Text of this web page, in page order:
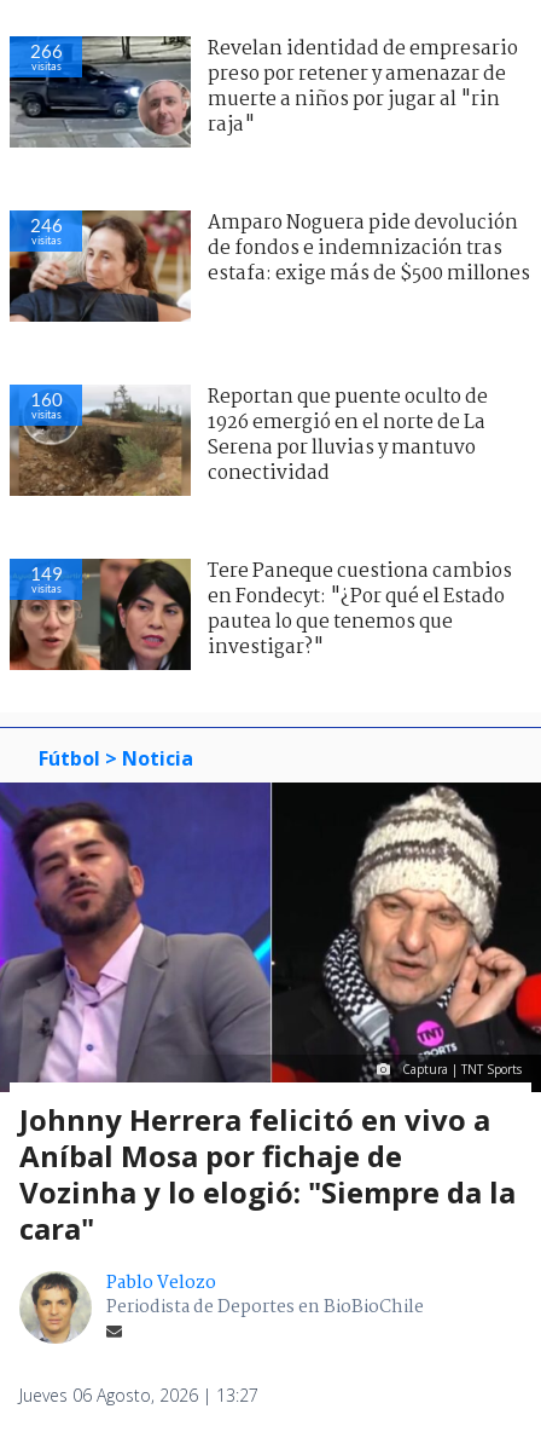
266
visitas
Revelan identidad de empresario
preso por retener y amenazar de
muerte a niños por jugar al "rin
raja"
246
visitas
Amparo Noguera pide devolución
de fondos e indemnización tras
estafa: exige más de $500 millones
160
visitas
Reportan que puente oculto de
1926 emergió en el norte de La
Serena por lluvias y mantuvo
conectividad
149
visitas
Tere Paneque cuestiona cambios
en Fondecyt: "¿Por qué el Estado
pautea lo que tenemos que
investigar?"
Fútbol > Noticia
Captura | TNT Sports
Johnny Herrera felicitó en vivo a
Aníbal Mosa por fichaje de
Vozinha y lo elogió: "Siempre da la
cara"
Pablo Velozo
Periodista de Deportes en BioBioChile
Jueves 06 Agosto, 2026 | 13:27